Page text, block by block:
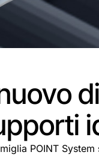
POINT